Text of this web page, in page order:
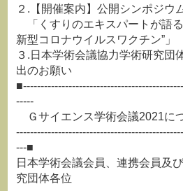
２.【開催案内】公開シンポジウ
「くすりのエキスパートが語る
新型コロナウイルスワクチン”」
３.日本学術会議協力学術研究
出のお願い
-----
Ｇサイエンス学術会議2021に
---■
日本学術会議会員、連携会員及
究団体各位